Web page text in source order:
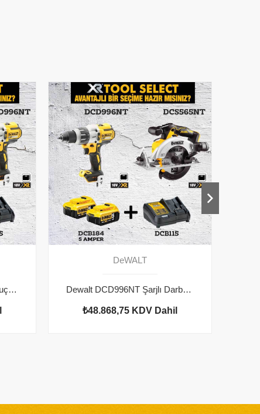
Dewalt DCG412NT Şarjlı Avuç Taşlama Ve DCD996NT Şarjlı Darbeli Vidalama
DeWALT
Dewalt DCD996NT Şarjlı Darbeli Vidalama ve DCS565NT Şarjlı Daire Testere
₺48.868,75 KDV Dahil